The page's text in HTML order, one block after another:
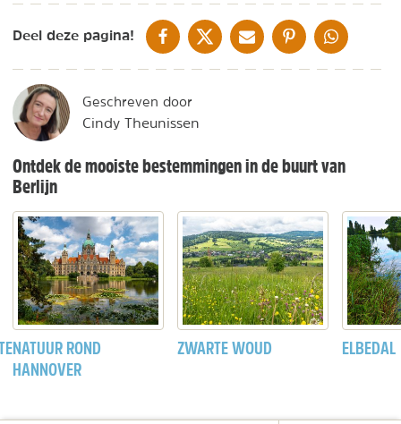
Deel deze pagina! DELEN OP FACEBOOK
DELEN OP XDELEN VIA DE MAIL
DELEN OP PINTEREST
DELEN OP
Geschreven door
Cindy Theunissen
Ontdek de mooiste bestemmingen in de buurt van
Berlijn
NATUUR ROND
HANNOVER
ZWARTE WOUD ELBEDAL